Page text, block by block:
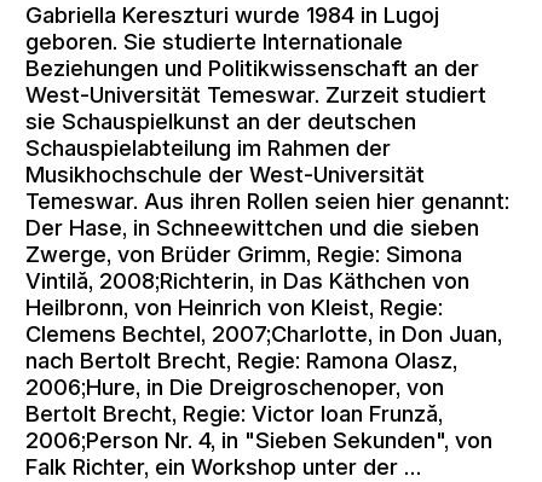
Gabriella Kereszturi wurde 1984 in Lugoj
geboren. Sie studierte Internationale
Beziehungen und Politikwissenschaft an der
West-Universität Temeswar. Zurzeit studiert
sie Schauspielkunst an der deutschen
Schauspielabteilung im Rahmen der
Musikhochschule der West-Universität
Temeswar. Aus ihren Rollen seien hier genannt:
Der Hase, in Schneewittchen und die sieben
Zwerge, von Brüder Grimm, Regie: Simona
Vintilă, 2008;Richterin, in Das Käthchen von
Heilbronn, von Heinrich von Kleist, Regie:
Clemens Bechtel, 2007;Charlotte, in Don Juan,
nach Bertolt Brecht, Regie: Ramona Olasz,
2006;Hure, in Die Dreigroschenoper, von
Bertolt Brecht, Regie: Victor Ioan Frunză,
2006;Person Nr. 4, in "Sieben Sekunden", von
Falk Richter, ein Workshop unter der …